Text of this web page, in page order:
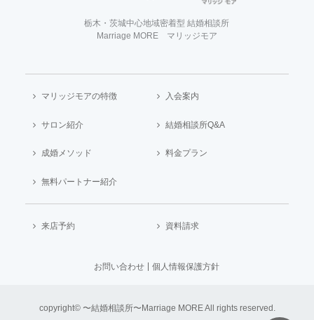
栃木・茨城中心地域密着型 結婚相談所
Marriage MORE マリッジモア
マリッジモアの特徴 入会案内
サロン紹介 結婚相談所Q&A
成婚メソッド 料金プラン
無料パートナー紹介
来店予約 資料請求
お問い合わせ 個人情報保護方針
copyright© 〜結婚相談所〜Marriage MORE All rights reserved.